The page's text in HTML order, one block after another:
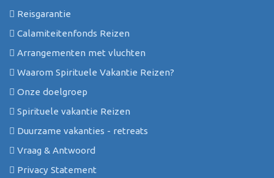
Reisgarantie
Calamiteitenfonds Reizen
Arrangementen met vluchten
Waarom Spirituele Vakantie Reizen?
Onze doelgroep
Spirituele vakantie Reizen
Duurzame vakanties - retreats
Vraag & Antwoord
Privacy Statement